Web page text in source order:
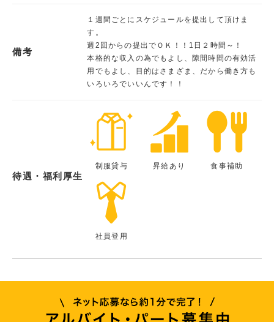
備考
１週間ごとにスケジュールを提出して頂けま
す。
週2回からの提出でＯＫ！！1日２時間～！
本格的な収入の為でもよし、隙間時間の有効活
用でもよし、目的はさまざま、だから働き方も
いろいろでいいんです！！
待遇・福利厚生
制服貸与 昇給あり 食事補助
社員登用